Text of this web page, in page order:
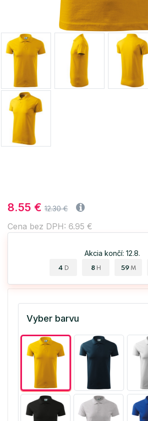
8.55 € 12.30 €
Cena bez DPH: 6.95 €
Akcia končí: 12.8.
4 D 8 H 59 M
Vyber barvu